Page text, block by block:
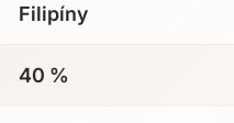
Filipíny
40 %